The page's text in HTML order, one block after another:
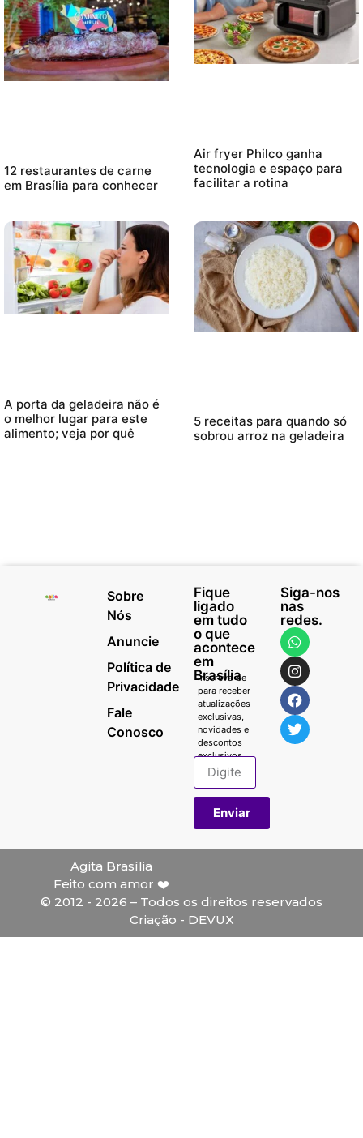
12 restaurantes de carne
em Brasília para conhecer
Air fryer Philco ganha
tecnologia e espaço para
facilitar a rotina
A porta da geladeira não é
o melhor lugar para este
alimento; veja por quê
5 receitas para quando só
sobrou arroz na geladeira
Sobre
Nós
Anuncie
Política de
Privacidade
Fale
Conosco
Fique
ligado
em tudo
o que
acontece
em
Brasília
Inscreva-se
para receber
atualizações
exclusivas,
novidades e
descontos
exclusivos.
Enviar
Siga-nos
nas
redes.
Agita Brasília
Feito com amor ❤️
© 2012 - 2026 – Todos os direitos reservados
Criação - DEVUX